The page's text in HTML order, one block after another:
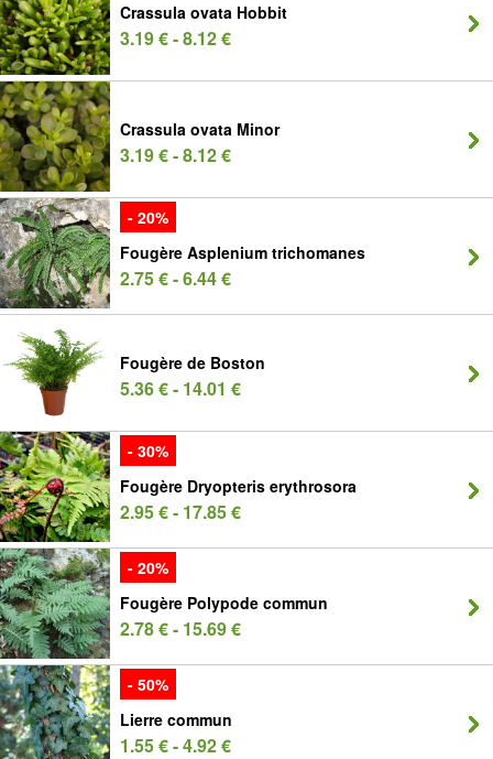
Crassula ovata Hobbit
3.19 € - 8.12 €
Crassula ovata Minor
3.19 € - 8.12 €
- 20%
Fougère Asplenium trichomanes
2.75 € - 6.44 €
Fougère de Boston
5.36 € - 14.01 €
- 30%
Fougère Dryopteris erythrosora
2.95 € - 17.85 €
- 20%
Fougère Polypode commun
2.78 € - 15.69 €
- 50%
Lierre commun
1.55 € - 4.92 €